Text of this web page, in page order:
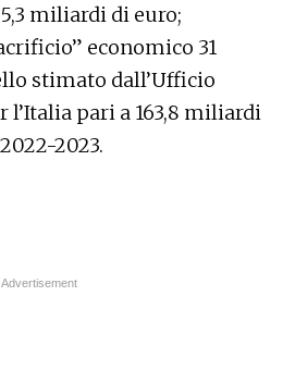
miliardi di euro;
economico 31
stimato dall’Ufficio
l’Italia pari a 163,8 miliardi
2023.